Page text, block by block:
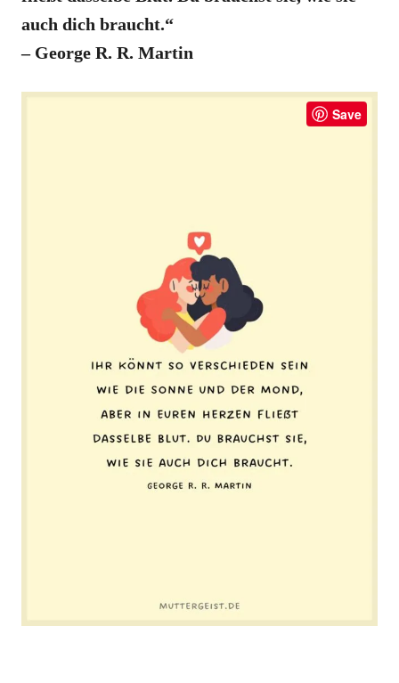
auch dich braucht.“
– George R. R. Martin
Save